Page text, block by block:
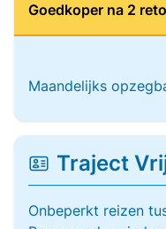
Goedkoper na 2
Maandelijks
Traject
Onbeperkt reizen